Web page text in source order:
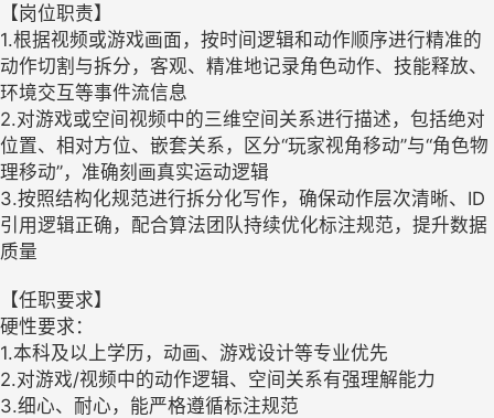
【岗位职责】
1.根据视频或游戏画面，按时间逻辑和动作顺序进行精准的
动作切割与拆分，客观、精准地记录角色动作、技能释放、
环境交互等事件流信息
2.对游戏或空间视频中的三维空间关系进行描述，包括绝对
位置、相对方位、嵌套关系，区分“玩家视角移动”与“角色物
理移动”，准确刻画真实运动逻辑
3.按照结构化规范进行拆分化写作，确保动作层次清晰、ID
引用逻辑正确，配合算法团队持续优化标注规范，提升数据
质量
【任职要求】
硬性要求：
1.本科及以上学历，动画、游戏设计等专业优先
2.对游戏/视频中的动作逻辑、空间关系有强理解能力
3.细心、耐心，能严格遵循标注规范